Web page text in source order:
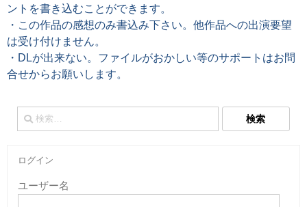
ントを書き込むことができます。
・この作品の感想のみ書込み下さい。他作品への出演要望
は受け付けません。
・DLが出来ない。ファイルがおかしい等のサポートはお問
合せからお願いします。
検
索:
ログイン
ユーザー名